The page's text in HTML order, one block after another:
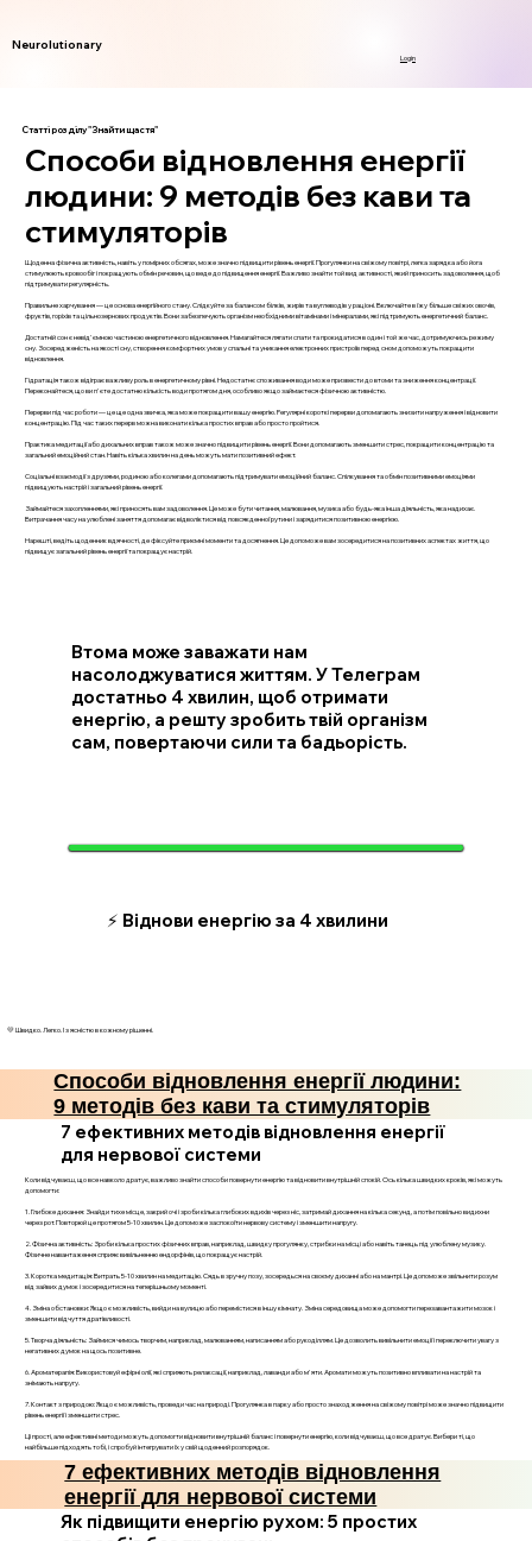
Neurolutionary
Login
Статті розділу "Знайти щастя"
Способи відновлення енергії
людини: 9 методів без кави та
стимуляторів
Щоденна фізична активність, навіть у помірних обсягах, може значно підвищити рівень енергії. Прогулянки на свіжому повітрі, легка зарядка або йога
стимулюють кровообіг і покращують обмін речовин, що веде до підвищення енергії. Важливо знайти той вид активності, який приносить задоволення, щоб
підтримувати регулярність.
Правильне харчування — це основа енергійного стану. Слідкуйте за балансом білків, жирів та вуглеводів у раціоні. Включайте в їжу більше свіжих овочів,
фруктів, горіхів та цільнозернових продуктів. Вони забезпечують організм необхідними вітамінами і мінералами, які підтримують енергетичний баланс.
Достатній сон є невід'ємною частиною енергетичного відновлення. Намагайтеся лягати спати та прокидатися в один і той же час, дотримуючись режиму
сну. Зосередженість на якості сну, створення комфортних умов у спальні та уникання електронних пристроїв перед сном допоможуть покращити
відновлення.
Гідратація також відіграє важливу роль в енергетичному рівні. Недостатнє споживання води може призвести до втоми та зниження концентрації.
Переконайтеся, що ви п'єте достатню кількість води протягом дня, особливо якщо займаєтеся фізичною активністю.
Перерви під час роботи — це ще одна звичка, яка може покращити вашу енергію. Регулярні короткі перерви допомагають знизити напруження і відновити
концентрацію. Під час таких перерв можна виконати кілька простих вправ або просто пройтися.
Практика медитації або дихальних вправ також може значно підвищити рівень енергії. Вони допомагають зменшити стрес, покращити концентрацію та
загальний емоційний стан. Навіть кілька хвилин на день можуть мати позитивний ефект.
Соціальні взаємодії з друзями, родиною або колегами допомагають підтримувати емоційний баланс. Спілкування та обмін позитивними емоціями
підвищують настрій і загальний рівень енергії.
Займайтеся захопленнями, які приносять вам задоволення. Це може бути читання, малювання, музика або будь-яка інша діяльність, яка надихає.
Витрачання часу на улюблені заняття допомагає відволіктися від повсякденної рутини і зарядитися позитивною енергією.
Нарешті, ведіть щоденник вдячності, де фіксуйте приємні моменти та досягнення. Це допоможе вам зосередитися на позитивних аспектах життя, що
підвищує загальний рівень енергії та покращує настрій.
Втома може заважати нам
насолоджуватися життям. У Телеграм
достатньо 4 хвилин, щоб отримати
енергію, а решту зробить твій організм
сам, повертаючи сили та бадьорість.
⚡️ Віднови енергію за 4 хвилини
💛 Швидко. Легко. І з ясністю в кожному рішенні.
Способи відновлення енергії людини:
9 методів без кави та стимуляторів
7 ефективних методів відновлення енергії
для нервової системи
Коли відчуваєш, що все навколо дратує, важливо знайти способи повернути енергію та відновити внутрішній спокій. Ось кілька швидких кроків, які можуть
допомогти:
1. Глибоке дихання: Знайди тихе місце, закрий очі і зроби кілька глибоких вдихів через ніс, затримай дихання на кілька секунд, а потім повільно видихни
через рот. Повторюй це протягом 5-10 хвилин. Це допоможе заспокоїти нервову систему і зменшити напругу.
2. Фізична активність: Зроби кілька простих фізичних вправ, наприклад, швидку прогулянку, стрибки на місці або навіть танець під улюблену музику.
Фізичне навантаження сприяє вивільненню ендорфінів, що покращує настрій.
3. Коротка медитація: Витрать 5-10 хвилин на медитацію. Сядь в зручну позу, зосередься на своєму диханні або на мантрі. Це допоможе звільнити розум
від зайвих думок і зосередитися на теперішньому моменті.
4. Зміна обстановки: Якщо є можливість, вийди на вулицю або перемістися в іншу кімнату. Зміна середовища може допомогти перезавантажити мозок і
зменшити відчуття дратівливості.
5. Творча діяльність: Займися чимось творчим, наприклад, малюванням, написанням або рукоділлям. Це дозволить вивільнити емоції і переключити увагу з
негативних думок на щось позитивне.
6. Ароматерапія: Використовуй ефірні олії, які сприяють релаксації, наприклад, лаванди або м'яти. Аромати можуть позитивно впливати на настрій та
знімають напругу.
7. Контакт з природою: Якщо є можливість, проведи час на природі. Прогулянка в парку або просто знаходження на свіжому повітрі може значно підвищити
рівень енергії і зменшити стрес.
Ці прості, але ефективні методи можуть допомогти відновити внутрішній баланс і повернути енергію, коли відчуваєш, що все дратує. Вибери ті, що
найбільше підходять тобі, і спробуй інтегрувати їх у свій щоденний розпорядок.
7 ефективних методів відновлення
енергії для нервової системи
Як підвищити енергію рухом: 5 простих